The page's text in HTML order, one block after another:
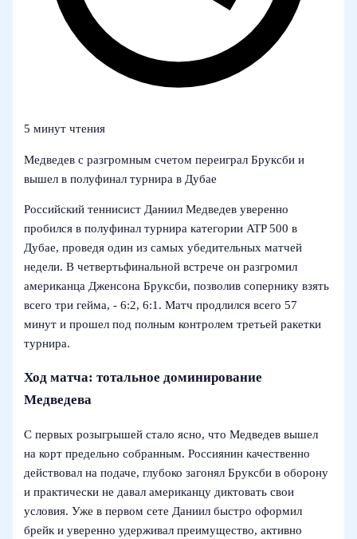
5 минут чтения
Медведев с разгромным счетом переиграл Бруксби и
вышел в полуфинал турнира в Дубае
Российский теннисист Даниил Медведев уверенно
пробился в полуфинал турнира категории ATP 500 в
Дубае, проведя один из самых убедительных матчей
недели. В четвертьфинальной встрече он разгромил
американца Дженсона Бруксби, позволив сопернику взять
всего три гейма, - 6:2, 6:1. Матч продлился всего 57
минут и прошел под полным контролем третьей ракетки
турнира.
Ход матча: тотальное доминирование
Медведева
С первых розыгрышей стало ясно, что Медведев вышел
на корт предельно собранным. Россиянин качественно
действовал на подаче, глубоко загонял Бруксби в оборону
и практически не давал американцу диктовать свои
условия. Уже в первом сете Даниил быстро оформил
брейк и уверенно удерживал преимущество, активно